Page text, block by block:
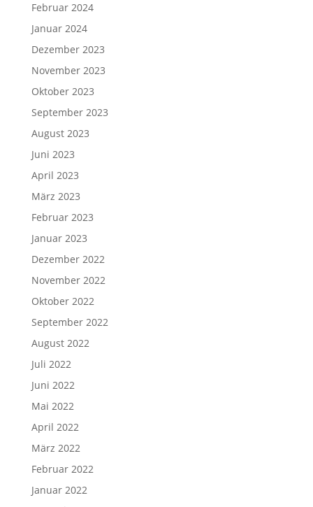
Februar 2024
Januar 2024
Dezember 2023
November 2023
Oktober 2023
September 2023
August 2023
Juni 2023
April 2023
März 2023
Februar 2023
Januar 2023
Dezember 2022
November 2022
Oktober 2022
September 2022
August 2022
Juli 2022
Juni 2022
Mai 2022
April 2022
März 2022
Februar 2022
Januar 2022